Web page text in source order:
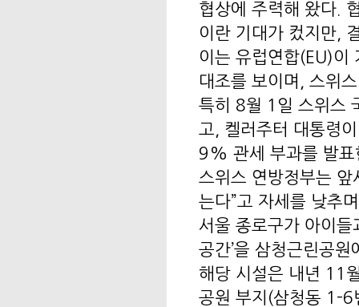
협상에 주력해 왔다.
이란 기대가 컸지만,
이는 유럽연합(EU)
대조를 보이며, 스위
특히 8월 1일 스위스
고, 켈러주터 대통령
9% 관세 부과를 발표
스위스 연방정부는
는다”고 자세를 낮추
서울 종로구가 아이들
공간’을 삼청근린공
해당 시설은 내년 11
공원 부지(삼청동 1-